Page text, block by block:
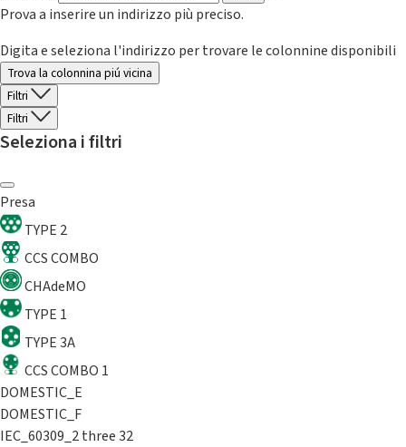
Prova a inserire un indirizzo più preciso.
Digita e seleziona l'indirizzo per trovare le colonnine disponibili
Trova la colonnina piú vicina
Filtri
Filtri
Seleziona i filtri
Presa
TYPE 2
CCS COMBO
CHAdeMO
TYPE 1
TYPE 3A
CCS COMBO 1
DOMESTIC_E
DOMESTIC_F
IEC_60309_2 three 32